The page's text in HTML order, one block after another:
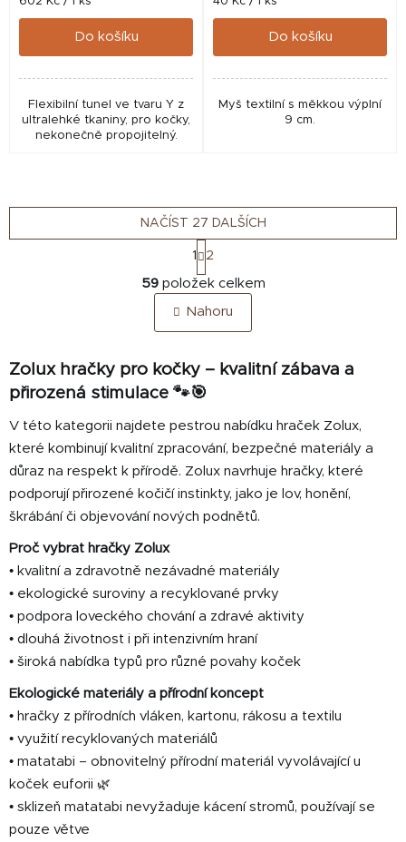
cena:
Do košíku
Flexibilní tunel ve tvaru Y z
ultralehké tkaniny, pro kočky,
nekonečně propojitelný.
cena:
Do košíku
Myš textilní s měkkou výplní
9 cm.
O
v
l
á
c
r
v
k
y
p
i
s
u
NAČÍST 27 DALŠÍCH
S
t
r
á
n
k
v
á
n
í
1 2
59položek celkem
Nahoru
Zolux hračky pro kočky – kvalitní zábava a
přirozená stimulace 🐾🎯
V této kategorii najdete pestrou nabídku hraček Zolux,
které kombinují kvalitní zpracování, bezpečné materiály a
důraz na respekt k přírodě. Zolux navrhuje hračky, které
podporují přirozené kočičí instinkty, jako je lov, honění,
škrábání či objevování nových podnětů.
Proč vybrat hračky Zolux
• kvalitní a zdravotně nezávadné materiály
• ekologické suroviny a recyklované prvky
• podpora loveckého chování a zdravé aktivity
• dlouhá životnost i při intenzivním hraní
• široká nabídka typů pro různé povahy koček
Ekologické materiály a přírodní koncept
• hračky z přírodních vláken, kartonu, rákosu a textilu
• využití recyklovaných materiálů
• matatabi – obnovitelný přírodní materiál vyvolávající u
koček euforii 🌿
• sklizeň matatabi nevyžaduje kácení stromů, používají se
pouze větve